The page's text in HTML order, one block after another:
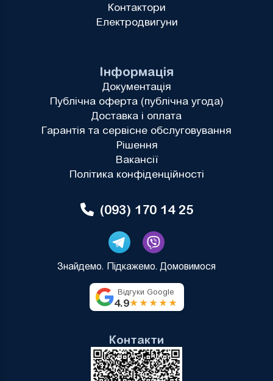
Інформація
Документація
Публічна оферта (публічна угода)
Доставка і оплата
Гарантія та сервісне обслуговування
Рішення
Вакансії
Політика конфіденційності
Контактори
Електродвигуни
(093) 170 14 25
Знайдемо. Підкажемо. Домовимося
Відгуки Google
4.9★★★★★
Контакти